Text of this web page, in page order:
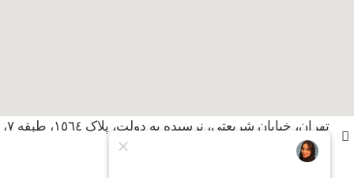
تهران، خیابان شریعتی، نرسیده به دولت، پلاک ١٥٦٤، طبقه ٧،